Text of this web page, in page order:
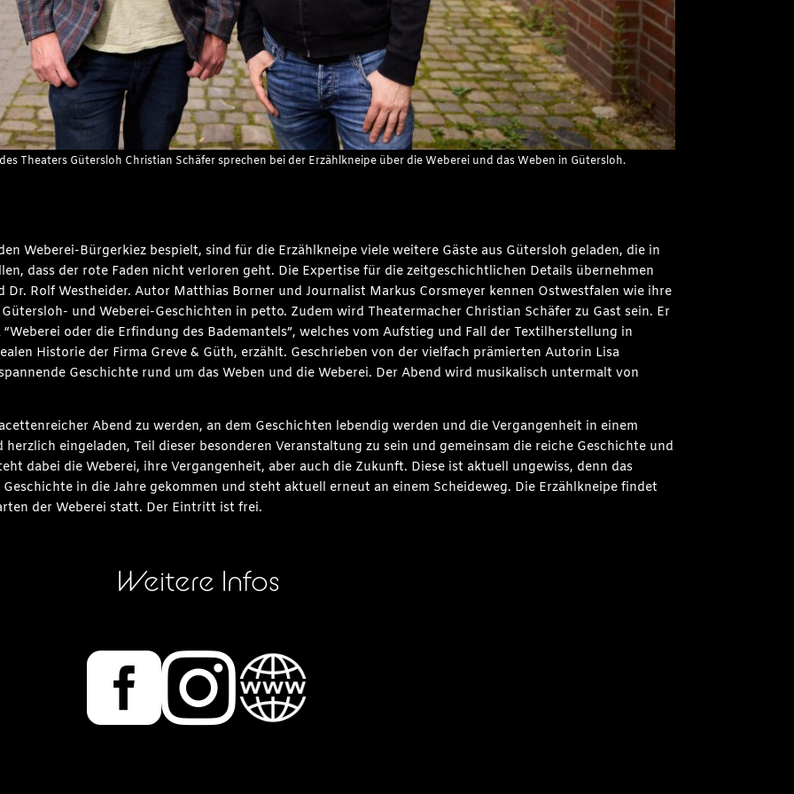
Theaters Gütersloh Christian Schäfer sprechen bei der Erzählkneipe über die Weberei und das Weben in Gütersloh.
Weberei-Bürgerkiez bespielt, sind für die Erzählkneipe viele weitere Gäste aus Gütersloh geladen, die in
dass der rote Faden nicht verloren geht. Die Expertise für die zeitgeschichtlichen Details übernehmen
Dr. Rolf Westheider. Autor Matthias Borner und Journalist Markus Corsmeyer kennen Ostwestfalen wie ihre
und Weberei-Geschichten in petto. Zudem wird Theatermacher Christian Schäfer zu Gast sein. Er
oder die Erfindung des Bademantels”, welches vom Aufstieg und Fall der Textilherstellung in
Historie der Firma Greve & Güth, erzählt. Geschrieben von der vielfach prämierten Autorin Lisa
Geschichte rund um das Weben und die Weberei. Der Abend wird musikalisch untermalt von
Abend zu werden, an dem Geschichten lebendig werden und die Vergangenheit in einem
eingeladen, Teil dieser besonderen Veranstaltung zu sein und gemeinsam die reiche Geschichte und
dabei die Weberei, ihre Vergangenheit, aber auch die Zukunft. Diese ist aktuell ungewiss, denn das
in die Jahre gekommen und steht aktuell erneut an einem Scheideweg. Die Erzählkneipe findet
der Weberei statt. Der Eintritt ist frei.
Weitere Infos
